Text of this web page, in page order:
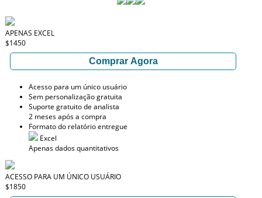
APENAS EXCEL
$1450
Comprar Agora
Acesso para um único usuário
Sem personalização gratuita
Suporte gratuito de analista
2 meses após a compra
Formato do relatório entregue
Excel
Apenas dados quantitativos
ACESSO PARA UM ÚNICO USUÁRIO
$1850